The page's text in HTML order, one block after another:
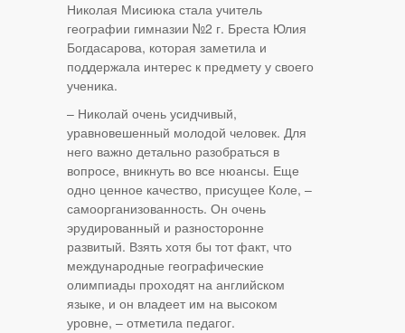
Николая Мисиюка стала учитель
географии гимназии №2 г. Бреста Юлия
Богдасарова, которая заметила и
поддержала интерес к предмету у своего
ученика.
– Николай очень усидчивый,
уравновешенный молодой человек. Для
него важно детально разобраться в
вопросе, вникнуть во все нюансы. Еще
одно ценное качество, присущее Коле, –
самоорганизованность. Он очень
эрудированный и разносторонне
развитый. Взять хотя бы тот факт, что
международные географические
олимпиады проходят на английском
языке, и он владеет им на высоком
уровне, – отметила педагог.